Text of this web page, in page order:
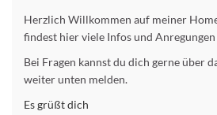
Herzlich Willkommen auf meiner
findest hier viele Infos und
Bei Fragen kannst du dich gerne über
weiter unten melden.
Es grüßt dich